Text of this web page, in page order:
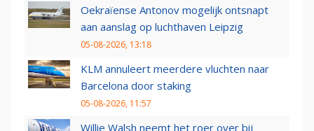
Oekraïense Antonov mogelijk ontsnapt
aan aanslag op luchthaven Leipzig
05-08-2026, 13:18
KLM annuleert meerdere vluchten naar
Barcelona door staking
05-08-2026, 11:57
Willie Walsh neemt het roer over bij